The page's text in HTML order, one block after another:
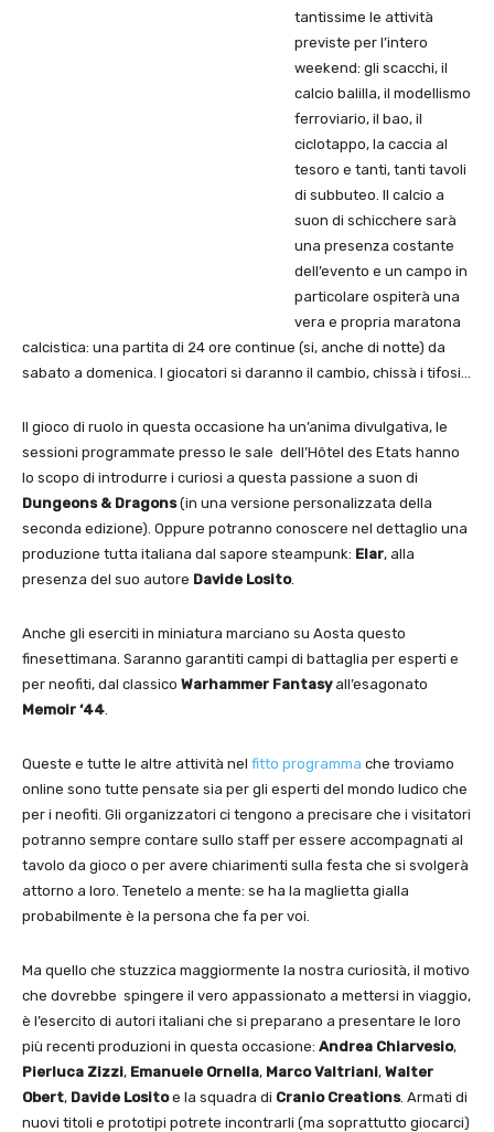
tantissime le attività
previste per l’intero
weekend: gli scacchi, il
calcio balilla, il modellismo
ferroviario, il bao, il
ciclotappo, la caccia al
tesoro e tanti, tanti tavoli
di subbuteo. Il calcio a
suon di schicchere sarà
una presenza costante
dell’evento e un campo in
particolare ospiterà una
vera e propria maratona
calcistica: una partita di 24 ore continue (si, anche di notte) da
sabato a domenica. I giocatori si daranno il cambio, chissà i tifosi…
Il gioco di ruolo in questa occasione ha un’anima divulgativa, le
sessioni programmate presso le sale dell’Hôtel des Etats hanno
lo scopo di introdurre i curiosi a questa passione a suon di
Dungeons & Dragons(in una versione personalizzata della
seconda edizione). Oppure potranno conoscere nel dettaglio una
produzione tutta italiana dal sapore steampunk: Elar, alla
presenza del suo autore Davide Losito.
Anche gli eserciti in miniatura marciano su Aosta questo
finesettimana. Saranno garantiti campi di battaglia per esperti e
per neofiti, dal classico Warhammer Fantasyall’esagonato
Memoir ‘44
Queste e tutte le altre attività nel fitto programma che troviamo
online sono tutte pensate sia per gli esperti del mondo ludico che
per i neofiti. Gli organizzatori ci tengono a precisare che i visitatori
potranno sempre contare sullo staff per essere accompagnati al
tavolo da gioco o per avere chiarimenti sulla festa che si svolgerà
attorno a loro. Tenetelo a mente: se ha la maglietta gialla
probabilmente è la persona che fa per voi.
Ma quello che stuzzica maggiormente la nostra curiosità, il motivo
che dovrebbe spingere il vero appassionato a mettersi in viaggio,
è l’esercito di autori italiani che si preparano a presentare le loro
più recenti produzioni in questa occasione: Andrea Chiarvesio,
Pierluca Zizzi, Emanuele Ornella, Marco Valtriani, Walter
Obert, Davide Lositoe la squadra di Cranio Creations. Armati di
nuovi titoli e prototipi potrete incontrarli (ma soprattutto giocarci)